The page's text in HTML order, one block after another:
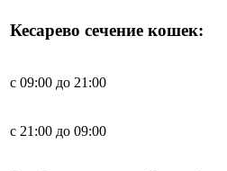
Кесарево сечение кошек:
с 09:00 до 21:00
с 21:00 до 09:00